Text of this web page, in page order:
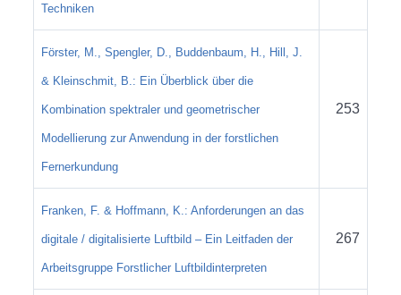
Techniken
Förster, M., Spengler, D., Buddenbaum, H., Hill, J.
& Kleinschmit, B.: Ein Überblick über die
Kombination spektraler und geometrischer
Modellierung zur Anwendung in der forstlichen
Fernerkundung
253
Franken, F. & Hoffmann, K.: Anforderungen an das
digitale / digitalisierte Luftbild – Ein Leitfaden der
Arbeitsgruppe Forstlicher Luftbildinterpreten
267